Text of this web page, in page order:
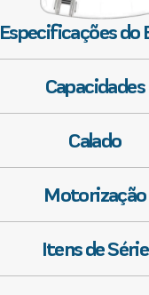
Especificações do
Capacidades
Calado
Motorização
Itens de Série